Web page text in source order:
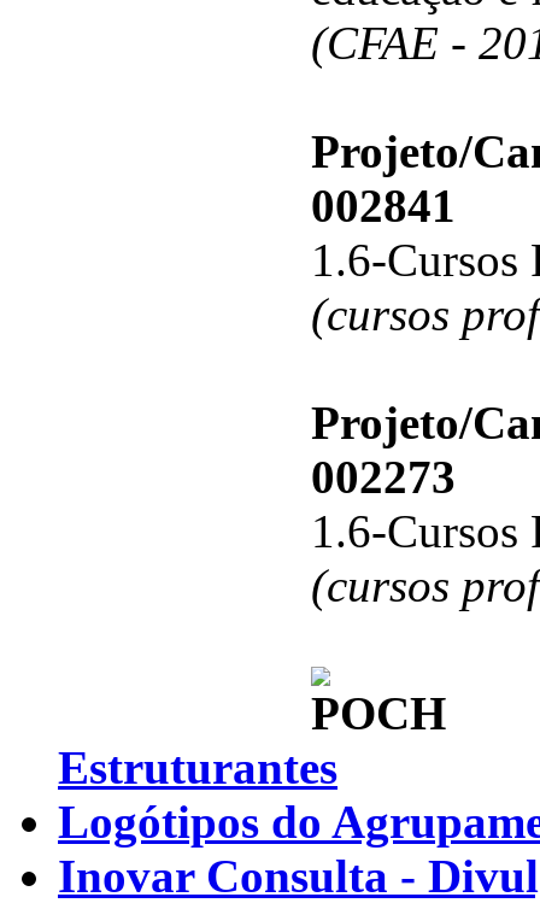
(CFAE -
Projeto/
002841
1.6-Cursos
(cursos
Projeto/
002273
1.6-Cursos
(cursos
Estruturantes
Logótipos do
Inovar Consulta -